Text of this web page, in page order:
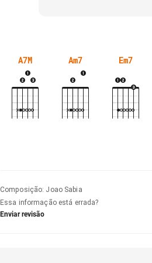
A7M Am7 Em7
Composição: Joao Sabia
Essa informação está errada?
Enviar revisão